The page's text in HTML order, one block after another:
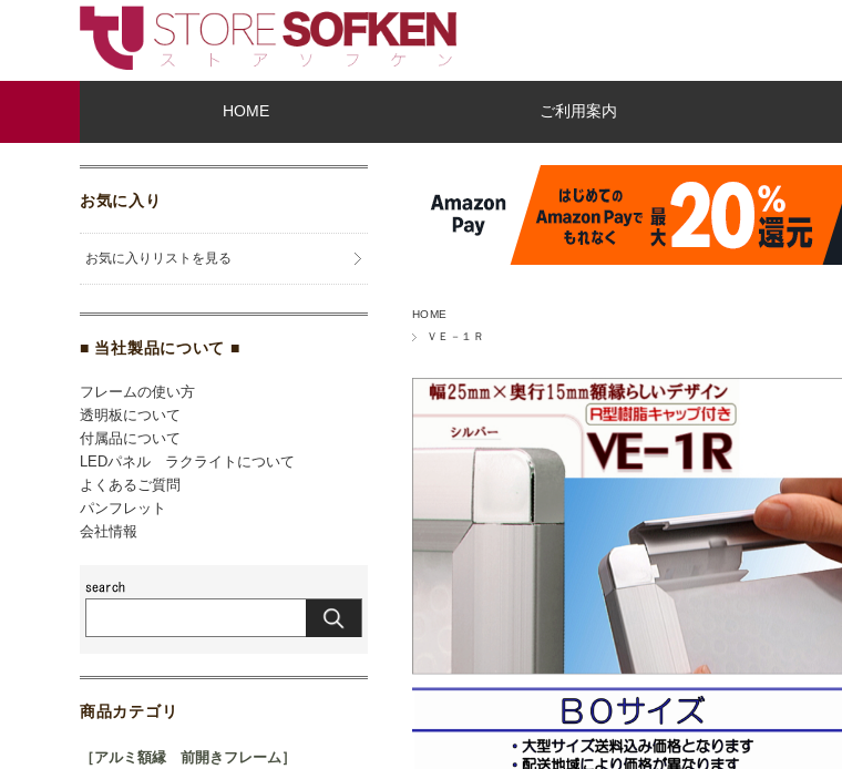
HOME ご利用案内
HOME
ＶＥ－１Ｒ
お気に入り
お気に入りリストを見る
■ 当社製品について ■
フレームの使い方
透明板について
付属品について
LEDパネル ラクライトについて
よくあるご質問
パンフレット
会社情報
商品カテゴリ
［アルミ額縁 前開きフレーム］